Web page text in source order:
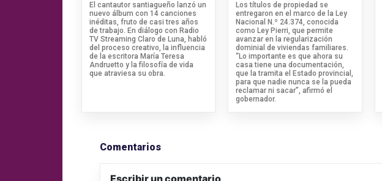
El cantautor santiagueño lanzó un
nuevo álbum con 14 canciones
inéditas, fruto de casi tres años
de trabajo. En diálogo con Radio
TV Streaming Claro de Luna, habló
del proceso creativo, la influencia
de la escritora María Teresa
Andruetto y la filosofía de vida
que atraviesa su obra.
Los títulos de propiedad se
entregaron en el marco de la Ley
Nacional N.º 24.374, conocida
como Ley Pierri, que permite
avanzar en la regularización
dominial de viviendas familiares.
“Lo importante es que ahora su
casa tiene una documentación,
que la tramita el Estado provincial,
para que nadie nunca se la pueda
reclamar ni sacar”, afirmó el
gobernador.
Comentarios
Escribir un comentario